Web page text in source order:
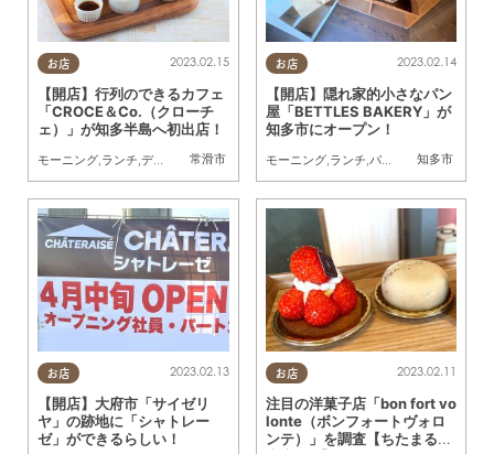
お店
常滑市
2023.02.15
【開店】行列のできるカフェ
「CROCE＆Co.（クローチ
ェ）」が知多半島へ初出店！
モーニング,ランチ,ディナー ,パン,カフェ 開店
お店
知多市
2023.02.14
【開店】隠れ家的小さなパン
屋「BETTLES BAKERY」が
知多市にオープン！
モーニング,ランチ,パン テイクアウト
お店 2023.02.13
【開店】大府市「サイゼリ
ヤ」の跡地に「シャトレー
ゼ」ができるらしい！
お店 2023.02.11
注目の洋菓子店「bon fort vo
lonte（ボンフォートヴォロ
ンテ）」を調査【ちたまる調